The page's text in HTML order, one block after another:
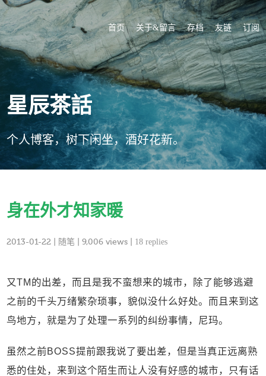
首页 关于&留言 存档 友链 订阅
星辰茶話
个人博客，树下闲坐，酒好花新。
身在外才知家暖
2013-01-22 随笔 | 9,006 views | 18 replies
又TM的出差，而且是我不蛮想来的城市，除了能够逃避
之前的千头万绪繁杂琐事，貌似没什么好处。而且来到这
鸟地方，就是为了处理一系列的纠纷事情，尼玛。
虽然之前BOSS提前跟我说了要出差，但是当真正远离熟
悉的住处，来到这个陌生而让人没有好感的城市，只有话